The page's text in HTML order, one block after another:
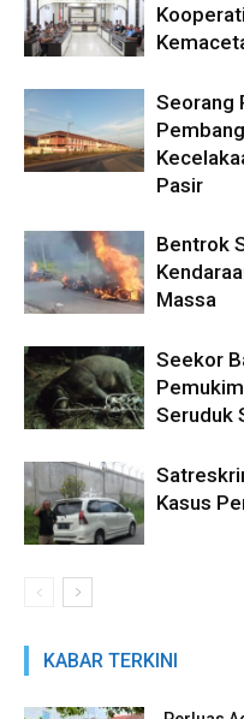
Seorang
Pasir
Bentrok
Massa
Seekor
Seruduk
Kasus
KABAR TERKINI